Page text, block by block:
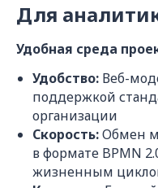
Для
Удобная среда
Удобство: Веб-
поддержкой
организации
Скорость:Обмен
в формате BPMN
жизненным